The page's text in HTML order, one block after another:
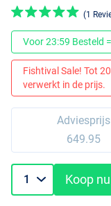
(1
Voor 23:59 Besteld
Fishtival Sale! Tot
verwerkt in de prijs.
Adviesprijs
649.95
Koop nu